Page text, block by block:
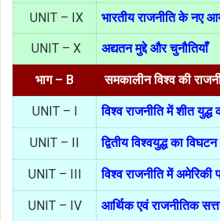
UNIT – IX भारतीय राजनीति के नए
UNIT – X अद्यतन मुद्दे और चुनौतियाँ
भाग – B समकालीन विश्व की
UNIT – I विश्व राजनीति में शीत युद्ध
UNIT – II द्वितीय विश्वयुद्ध का
UNIT – III विश्व राजनीति में अमेरिकी
UNIT – IV आर्थिक एवं राजनीतिक